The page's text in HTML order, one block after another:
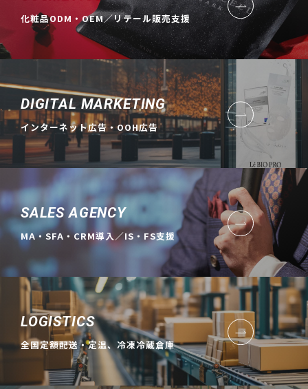
化粧品ODM・OEM／リテール販売支援
DIGITAL MARKETING
インターネット広告・OOH広告
SALES AGENCY
MA・SFA・CRM導入／IS・FS支援
LOGISTICS
全国定額配送・定温、冷凍冷蔵倉庫